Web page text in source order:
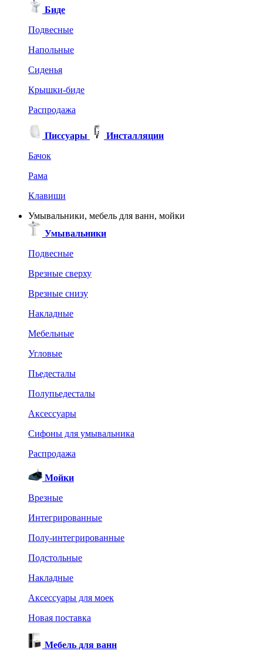
Биде
Подвесные
Напольные
Сиденья
Крышки-биде
Распродажа
Писсуары
Инсталляции
Бачок
Рама
Клавиши
Умывальники, мебель для ванн, мойки
Умывальники
Подвесные
Врезные сверху
Врезные снизу
Накладные
Мебельные
Угловые
Пьедесталы
Полупьедесталы
Аксессуары
Сифоны для умывальника
Распродажа
Мойки
Врезные
Интегрированные
Полу-интегрированные
Подстольные
Накладные
Аксессуары для моек
Новая поставка
Мебель для ванн